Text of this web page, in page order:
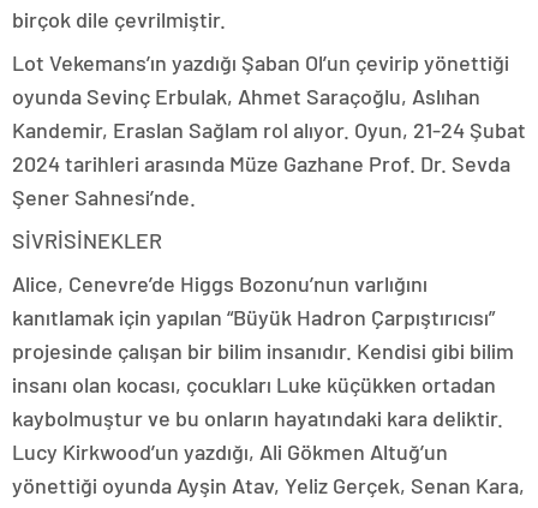
birçok dile çevrilmiştir.
Lot Vekemans’ın yazdığı Şaban Ol’un çevirip yönettiği
oyunda Sevinç Erbulak, Ahmet Saraçoğlu, Aslıhan
Kandemir, Eraslan Sağlam rol alıyor. Oyun, 21-24 Şubat
2024 tarihleri arasında Müze Gazhane Prof. Dr. Sevda
Şener Sahnesi’nde.
SİVRİSİNEKLER
Alice, Cenevre’de Higgs Bozonu’nun varlığını
kanıtlamak için yapılan “Büyük Hadron Çarpıştırıcısı”
projesinde çalışan bir bilim insanıdır. Kendisi gibi bilim
insanı olan kocası, çocukları Luke küçükken ortadan
kaybolmuştur ve bu onların hayatındaki kara deliktir.
Lucy Kirkwood’un yazdığı, Ali Gökmen Altuğ’un
yönettiği oyunda Ayşin Atav, Yeliz Gerçek, Senan Kara,